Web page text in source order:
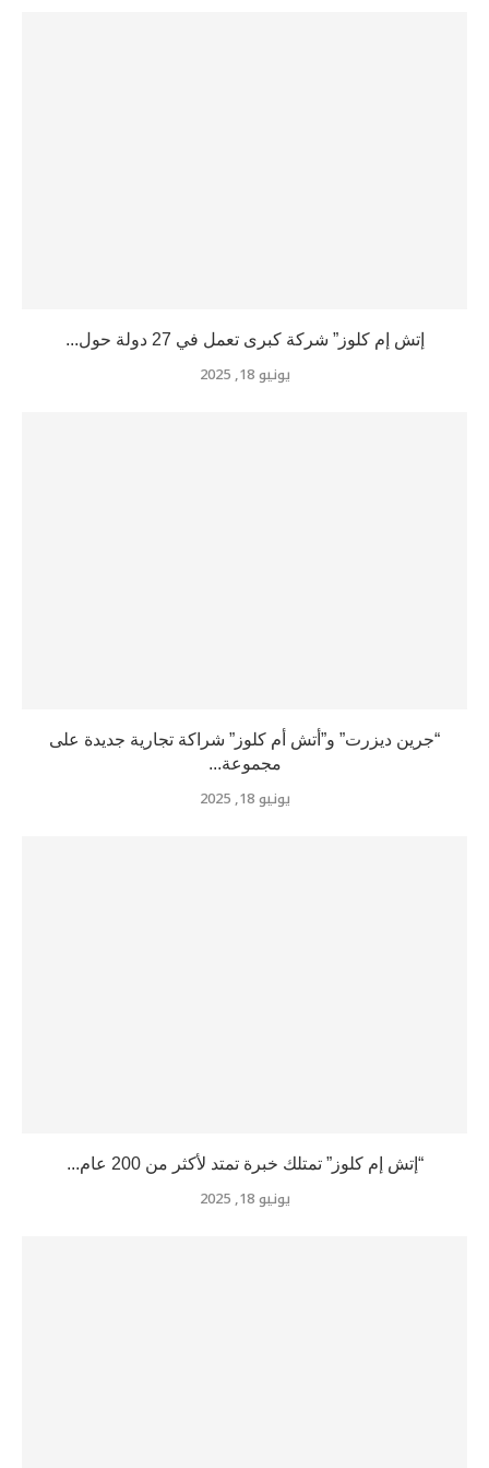
إتش إم كلوز” شركة كبرى تعمل في 27 دولة حول...
يونيو 18, 2025
“جرين ديزرت” و”أتش أم كلوز” شراكة تجارية جديدة على
مجموعة...
يونيو 18, 2025
“إتش إم كلوز” تمتلك خبرة تمتد لأكثر من 200 عام...
يونيو 18, 2025